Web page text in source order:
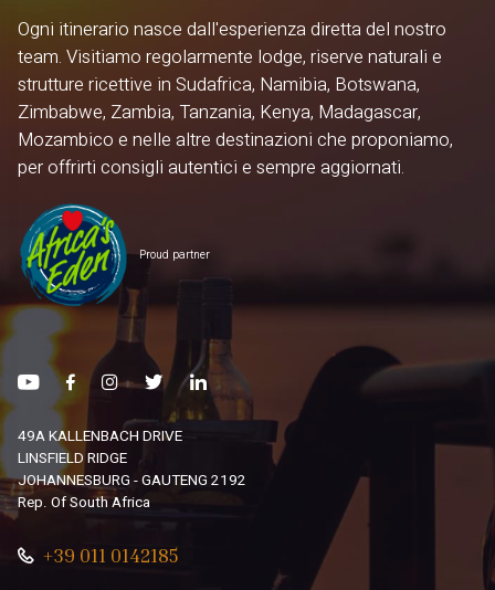
Ogni itinerario nasce dall'esperienza diretta del nostro
team. Visitiamo regolarmente lodge, riserve naturali e
strutture ricettive in Sudafrica, Namibia, Botswana,
Zimbabwe, Zambia, Tanzania, Kenya, Madagascar,
Mozambico e nelle altre destinazioni che proponiamo,
per offrirti consigli autentici e sempre aggiornati.
Proud partner
49A KALLENBACH DRIVE
LINSFIELD RIDGE
JOHANNESBURG - GAUTENG 2192
Rep. Of South Africa
+39 011 0142185